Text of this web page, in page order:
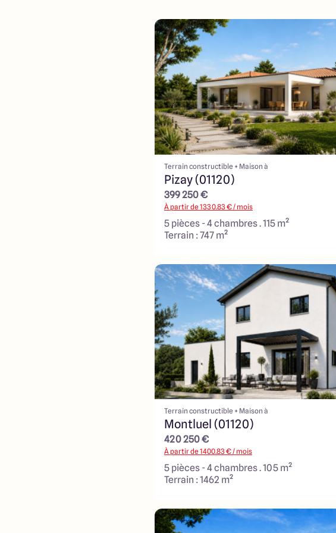
Terrain constructible + Maison à
Pizay (01120)
399 250 €
À partir de1330.83€ / mois
5 pièces - 4 chambres . 115 m²
Terrain : 747 m²
Terrain constructible + Maison à
Montluel (01120)
420 250 €
À partir de1400.83€ / mois
5 pièces - 4 chambres . 105 m²
Terrain : 1462 m²